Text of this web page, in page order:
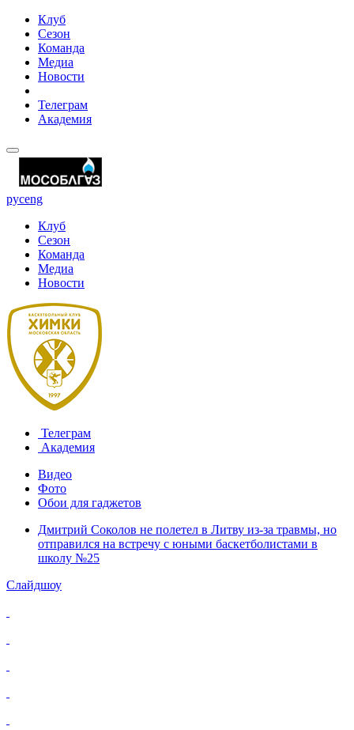
Клуб
Сезон
Команда
Медиа
Новости
Телеграм
Академия
русeng
Клуб
Сезон
Команда
Медиа
Новости
Телеграм
Академия
Видео
Фото
Обои для гаджетов
Дмитрий Соколов не полетел в Литву из-за травмы, но
отправился на встречу с юными баскетболистами в
школу №25
Слайдшоу